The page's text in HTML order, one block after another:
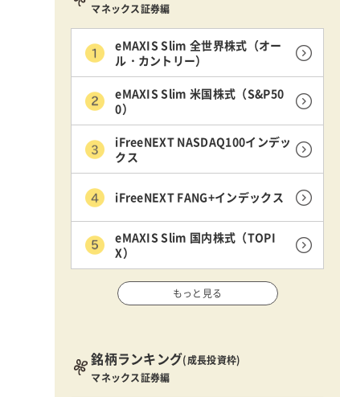
マネックス証券編
eMAXIS Slim 全世界株式（オー
ル・カントリー）
eMAXIS Slim 米国株式（S&P50
0）
iFreeNEXT NASDAQ100インデッ
クス
iFreeNEXT FANG+インデックス
eMAXIS Slim 国内株式（TOPI
X）
もっと見る
銘柄ランキング(成長投資枠)
マネックス証券編